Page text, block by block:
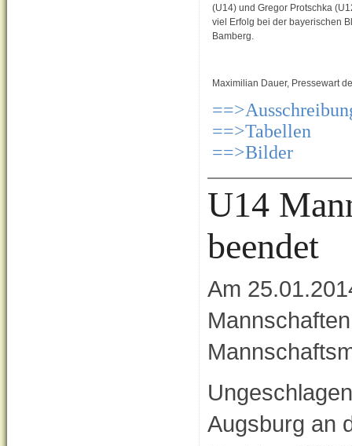
(U14) und Gregor Protschka
viel Erfolg bei der bayerischen
Bamberg.
Maximilian Dauer, Pressewart
==>Tabellen
==>Bilder
U14
beendet
Am
Augsburg an